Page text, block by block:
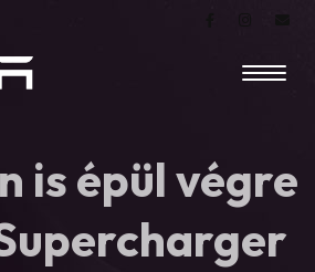
is épül végre